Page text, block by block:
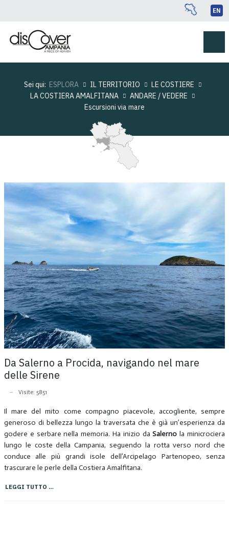
EN
Sei qui: ESPLORA IL TERRITORIO
LE COSTIERE
LA COSTIERA AMALFITANA
ANDARE / VEDERE
Escursioni via mare
Da Salerno a Procida, navigando nel mare
delle Sirene
Visite: 5851
Il mare del mito come compagno piacevole, accogliente, sempre
generoso di bellezza lungo la traversata che è già un’esperienza da
godere e serbare nella memoria. Ha inizio daSalerno la minicrociera
lungo le coste della Campania, seguendo la rotta verso nord che
conduce alle più grandi isole dell’Arcipelago Partenopeo, senza
trascurare le perle della Costiera Amalfitana.
LEGGI TUTTO …